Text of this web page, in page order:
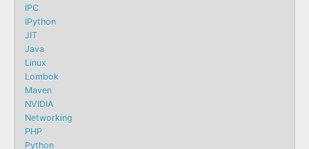
IPC
IPython
JIT
Java
Linux
Lombok
Maven
NVIDIA
Networking
PHP
Python